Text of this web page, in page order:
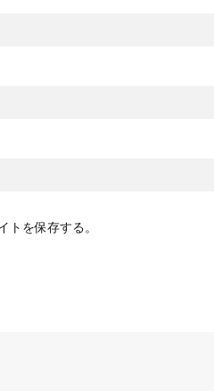
を保存する。